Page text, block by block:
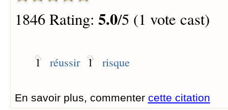
1846 Rating: 5.0/5 (1 vote cast)
1 réussir 1 risque
En savoir plus, commenter cette citation